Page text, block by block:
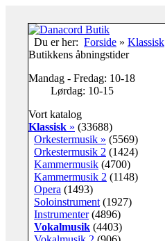
Du er her: Forside » Klassisk
Butikkens åbningstider
Mandag - Fredag: 10-18
Lørdag: 10-15
Vort katalog
Klassisk » (33688)
Orkestermusik » (5569)
Orkestermusik 2 (1424)
Kammermusik (4700)
Kammermusik 2 (1148)
Opera (1493)
Soloinstrument (1927)
Instrumenter(4896)
Vokalmusik (4403)